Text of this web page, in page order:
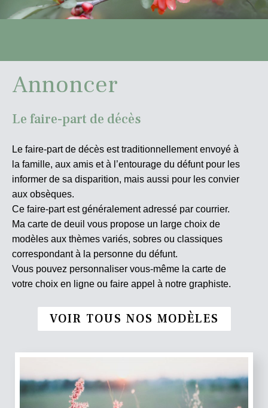
Annoncer
Le faire-part de décès
Le faire-part de décès est traditionnellement envoyé à
la famille, aux amis et à l’entourage du défunt pour les
informer de sa disparition, mais aussi pour les convier
aux obsèques.
Ce faire-part est généralement adressé par courrier.
Ma carte de deuil vous propose un large choix de
modèles aux thèmes variés, sobres ou classiques
correspondant à la personne du défunt.
Vous pouvez personnaliser vous-même la carte de
votre choix en ligne ou faire appel à notre graphiste.
VOIR TOUS NOS MODÈLES